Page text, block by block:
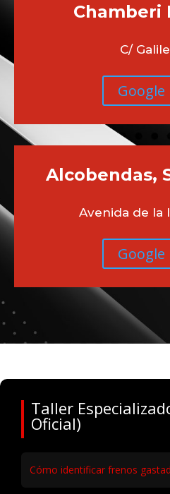
Chamberi
C/
Google
Alcobendas,
Avenida de la
Google
Taller
Oficial)
Cómo identificar frenos